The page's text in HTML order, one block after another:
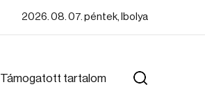
2026. 08. 07. péntek, Ibolya
Támogatott tartalom